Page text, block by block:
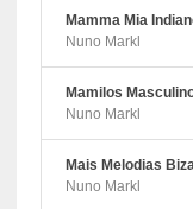
Mamma Mia
Nuno Markl
Mamilos
Nuno Markl
Mais Melodias
Nuno Markl